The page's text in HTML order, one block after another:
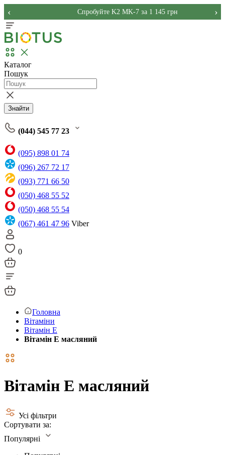
Спробуйте K2 MK-7 за 1 145 грн
‹ ›
Каталог
Пошук
Знайти
(044) 545 77 23
(095) 898 01 74
(096) 267 72 17
(093) 771 66 50
(050) 468 55 52
(050) 468 55 54
(067) 461 47 96 Viber
0
Головна
Вітаміни
Вітамін Е
Вітамін Е масляний
Вітамін Е масляний
Усі фільтри
Сортувати за:
Популярні